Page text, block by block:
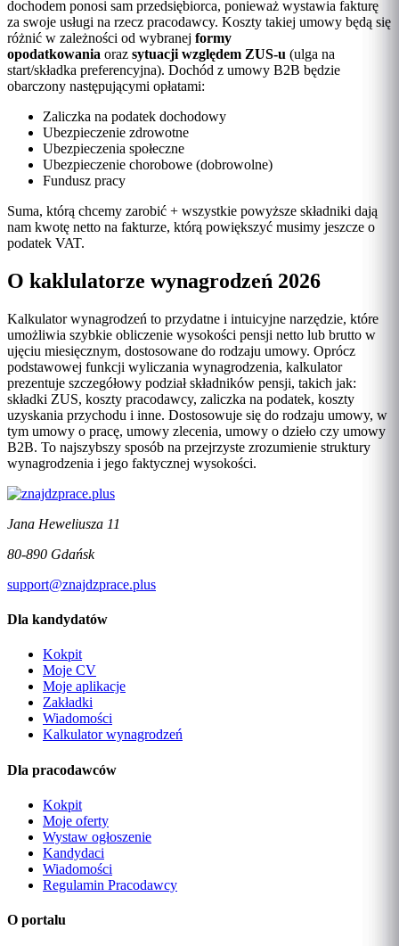
dochodem ponosi sam przedsiębiorca, ponieważ wystawia fakturę
za swoje usługi na rzecz pracodawcy. Koszty takiej umowy będą się
różnić w zależności od wybranej formy
opodatkowania oraz sytuacji względem ZUS-u (ulga na
start/składka preferencyjna). Dochód z umowy B2B będzie
obarczony następującymi opłatami:
Zaliczka na podatek dochodowy
Ubezpieczenie zdrowotne
Ubezpieczenia społeczne
Ubezpieczenie chorobowe (dobrowolne)
Fundusz pracy
Suma, którą chcemy zarobić + wszystkie powyższe składniki dają
nam kwotę netto na fakturze, którą powiększyć musimy jeszcze o
podatek VAT.
O kaklulatorze wynagrodzeń 2026
Kalkulator wynagrodzeń to przydatne i intuicyjne narzędzie, które
umożliwia szybkie obliczenie wysokości pensji netto lub brutto w
ujęciu miesięcznym, dostosowane do rodzaju umowy. Oprócz
podstawowej funkcji wyliczania wynagrodzenia, kalkulator
prezentuje szczegółowy podział składników pensji, takich jak:
składki ZUS, koszty pracodawcy, zaliczka na podatek, koszty
uzyskania przychodu i inne. Dostosowuje się do rodzaju umowy, w
tym umowy o pracę, umowy zlecenia, umowy o dzieło czy umowy
B2B. To najszybszy sposób na przejrzyste zrozumienie struktury
wynagrodzenia i jego faktycznej wysokości.
Jana Heweliusza 11
80-890 Gdańsk
support@znajdzprace.plus
Dla kandydatów
Kokpit
Moje CV
Moje aplikacje
Zakładki
Wiadomości
Kalkulator wynagrodzeń
Dla pracodawców
Kokpit
Moje oferty
Wystaw ogłoszenie
Kandydaci
Wiadomości
Regulamin Pracodawcy
O portalu